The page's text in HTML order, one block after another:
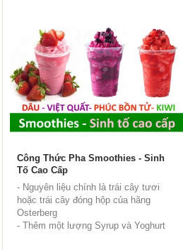
Công Thức Pha Smoothies - Sinh
Tố Cao Cấp
- Nguyên liệu chính là trái cây tươi
hoặc trái cây đóng hộp của hãng
Osterberg
- Thêm một lượng Syrup và Yoghurt